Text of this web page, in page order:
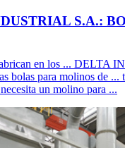
S.A.:
en los ... DELTA
bolas para molinos de ...
un molino para ...